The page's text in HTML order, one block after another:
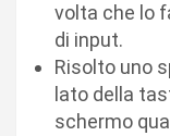
volta che lo
di input.
Risolto uno
lato della
schermo